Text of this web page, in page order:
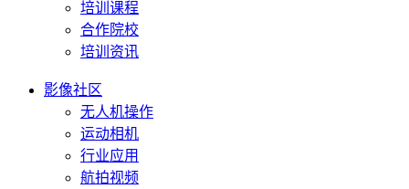
培训课程
合作院校
培训资讯
影像社区
无人机操作
运动相机
行业应用
航拍视频